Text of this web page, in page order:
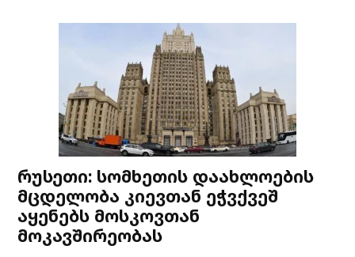
რუსეთი: სომხეთის დაახლოების
მცდელობა კიევთან ეჭვქვეშ
აყენებს მოსკოვთან
მოკავშირეობას